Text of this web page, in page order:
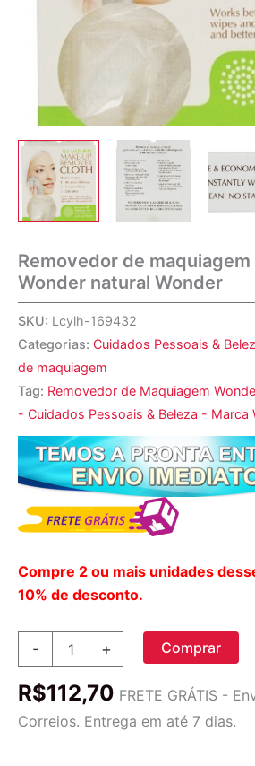
Removedor de
Wonder natural Wonder
SKU: Lcylh-169432
Categorias: Cuidados Pessoais &
de maquiagem
Tag: Removedor de Maquiagem
- Cuidados Pessoais & Beleza - Marca
Compre 2 ou mais unidades
10% de desconto.
-
de
Wonder
+ Comprar
R$112,70 FRETE GRÁTIS -
Correios. Entrega em até 7 dias.